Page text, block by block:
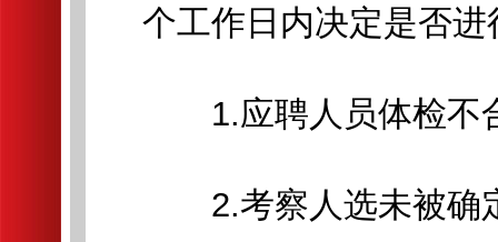
个工作日内决定是否进
1.应聘人员体检不
2.考察人选未被确